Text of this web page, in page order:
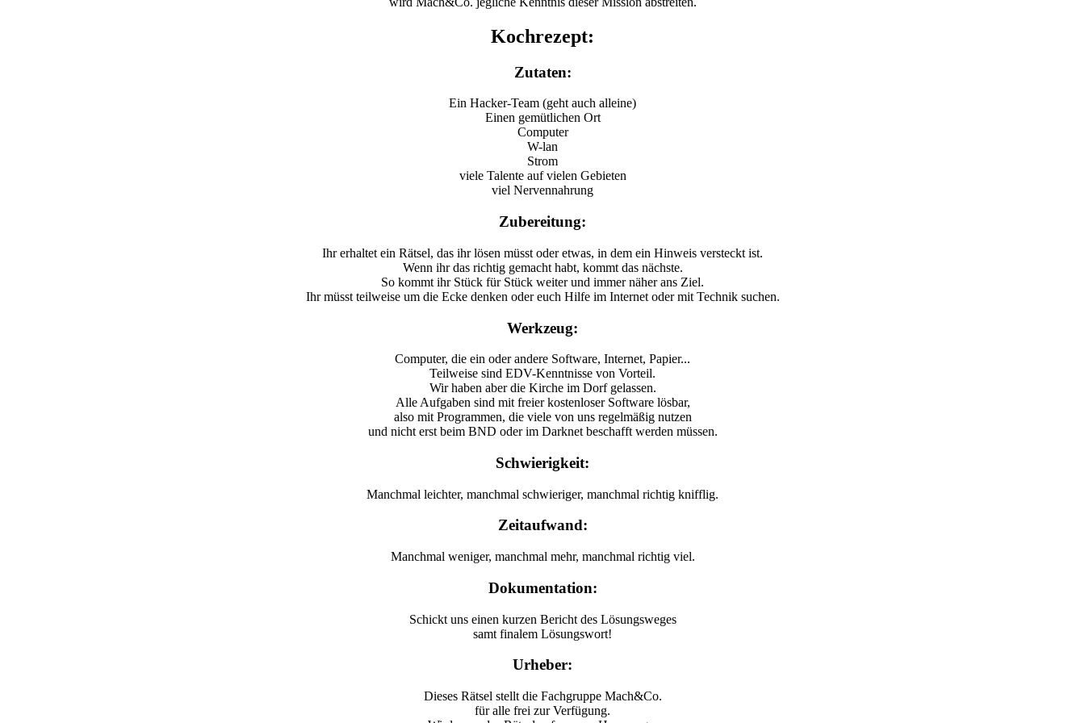
Kochrezept:
Zutaten:
Ein Hacker-Team (geht auch alleine)
Einen gemütlichen Ort
Computer
W-lan
Strom
viele Talente auf vielen Gebieten
viel Nervennahrung
Zubereitung:
Ihr erhaltet ein Rätsel, das ihr lösen müsst oder etwas, in dem ein Hinweis versteckt ist.
Wenn ihr das richtig gemacht habt, kommt das nächste.
So kommt ihr Stück für Stück weiter und immer näher ans Ziel.
Ihr müsst teilweise um die Ecke denken oder euch Hilfe im Internet oder mit Technik suchen.
Werkzeug:
Computer, die ein oder andere Software, Internet, Papier...
Teilweise sind EDV-Kenntnisse von Vorteil.
Wir haben aber die Kirche im Dorf gelassen.
Alle Aufgaben sind mit freier kostenloser Software lösbar,
also mit Programmen, die viele von uns regelmäßig nutzen
und nicht erst beim BND oder im Darknet beschafft werden müssen.
Schwierigkeit:
Manchmal leichter, manchmal schwieriger, manchmal richtig knifflig.
Zeitaufwand:
Manchmal weniger, manchmal mehr, manchmal richtig viel.
Dokumentation:
Schickt uns einen kurzen Bericht des Lösungsweges
samt finalem Lösungswort!
Urheber:
Dieses Rätsel stellt die Fachgruppe Mach&Co.
für alle frei zur Verfügung.